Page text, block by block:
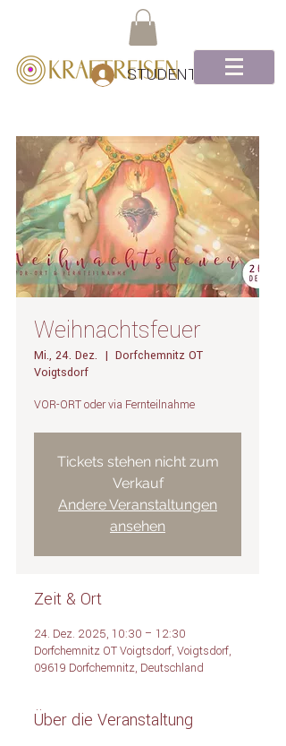
STUDENTEN Log-In
Weihnachtsfeuer
Mi., 24. Dez.
  |
Dorfchemnitz OT
Voigtsdorf
VOR-ORT oder via Fernteilnahme
Tickets stehen nicht zum
Verkauf
Andere Veranstaltungen
ansehen
Zeit & Ort
24. Dez. 2025, 10:30 – 12:30
Dorfchemnitz OT Voigtsdorf, Voigtsdorf,
09619 Dorfchemnitz, Deutschland
Über die Veranstaltung